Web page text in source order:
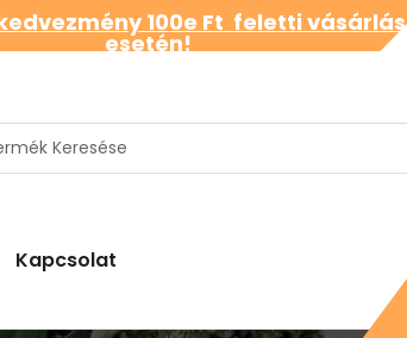
100e Ft feletti vásárlás
esetén!
Kapcsolat